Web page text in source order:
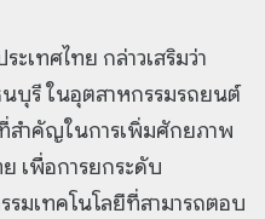
ะเทศไทย กล่าวเสริมว่า
บุรี ในอุตสาหกรรมรถยนต์
สำคัญในการเพิ่มศักยภาพ
เพื่อการยกระดับ
มเทคโนโลยีที่สามารถตอบ